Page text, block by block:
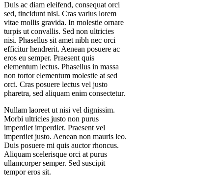
Duis ac diam eleifend, consequat orci
sed, tincidunt nisl. Cras varius lorem
vitae mollis gravida. In molestie ornare
turpis ut convallis. Sed non ultricies
nisi. Phasellus sit amet nibh nec orci
efficitur hendrerit. Aenean posuere ac
eros eu semper. Praesent quis
elementum lectus. Phasellus in massa
non tortor elementum molestie at sed
orci. Cras posuere lectus vel justo
pharetra, sed aliquam enim consectetur.
Nullam laoreet ut nisi vel dignissim.
Morbi ultricies justo non purus
imperdiet imperdiet. Praesent vel
imperdiet justo. Aenean non mauris leo.
Duis posuere mi quis auctor rhoncus.
Aliquam scelerisque orci at purus
ullamcorper semper. Sed suscipit
tempor eros sit.